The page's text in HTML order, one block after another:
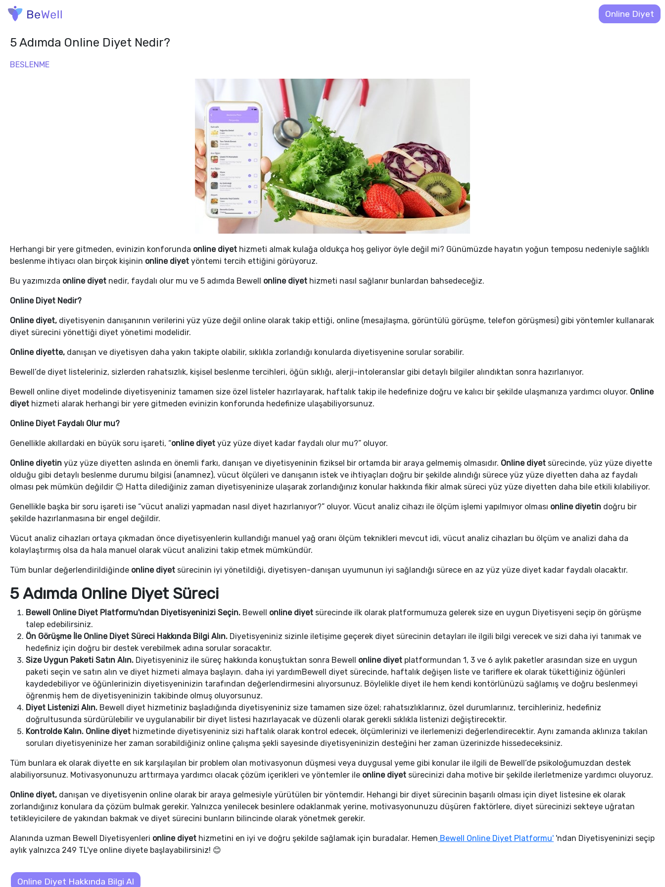
Online Diyet
5 Adımda Online Diyet Nedir?
BESLENME
Herhangi bir yere gitmeden, evinizin konforunda online diyet hizmeti almak kulağa oldukça hoş geliyor öyle değil mi? Günümüzde hayatın yoğun temposu nedeniyle sağlıklı
beslenme ihtiyacı olan birçok kişinin online diyet yöntemi tercih ettiğini görüyoruz.
Bu yazımızda online diyet nedir, faydalı olur mu ve 5 adımda Bewell online diyet hizmeti nasıl sağlanır bunlardan bahsedeceğiz.
Online Diyet Nedir?
Online diyet, diyetisyenin danışanının verilerini yüz yüze değil online olarak takip ettiği, online (mesajlaşma, görüntülü görüşme, telefon görüşmesi) gibi yöntemler kullanarak
diyet sürecini yönettiği diyet yönetimi modelidir.
Online diyette, danışan ve diyetisyen daha yakın takipte olabilir, sıklıkla zorlandığı konularda diyetisyenine sorular sorabilir.
Bewell’de diyet listeleriniz, sizlerden rahatsızlık, kişisel beslenme tercihleri, öğün sıklığı, alerji-intoleranslar gibi detaylı bilgiler alındıktan sonra hazırlanıyor.
Bewell online diyet modelinde diyetisyeniniz tamamen size özel listeler hazırlayarak, haftalık takip ile hedefinize doğru ve kalıcı bir şekilde ulaşmanıza yardımcı oluyor. Online
diyet hizmeti alarak herhangi bir yere gitmeden evinizin konforunda hedefinize ulaşabiliyorsunuz.
Online Diyet Faydalı Olur mu?
Genellikle akıllardaki en büyük soru işareti, “online diyet yüz yüze diyet kadar faydalı olur mu?” oluyor.
Online diyetin yüz yüze diyetten aslında en önemli farkı, danışan ve diyetisyeninin fiziksel bir ortamda bir araya gelmemiş olmasıdır. Online diyet sürecinde, yüz yüze diyette
olduğu gibi detaylı beslenme durumu bilgisi (anamnez), vücut ölçüleri ve danışanın istek ve ihtiyaçları doğru bir şekilde alındığı sürece yüz yüze diyetten daha az faydalı
olması pek mümkün değildir 😊 Hatta dilediğiniz zaman diyetisyeninize ulaşarak zorlandığınız konular hakkında fikir almak süreci yüz yüze diyetten daha bile etkili kılabiliyor.
Genellikle başka bir soru işareti ise “vücut analizi yapmadan nasıl diyet hazırlanıyor?” oluyor. Vücut analiz cihazı ile ölçüm işlemi yapılmıyor olması online diyetin doğru bir
şekilde hazırlanmasına bir engel değildir.
Vücut analiz cihazları ortaya çıkmadan önce diyetisyenlerin kullandığı manuel yağ oranı ölçüm teknikleri mevcut idi, vücut analiz cihazları bu ölçüm ve analizi daha da
kolaylaştırmış olsa da hala manuel olarak vücut analizini takip etmek mümkündür.
Tüm bunlar değerlendirildiğinde online diyet sürecinin iyi yönetildiği, diyetisyen-danışan uyumunun iyi sağlandığı sürece en az yüz yüze diyet kadar faydalı olacaktır.
5 Adımda Online Diyet Süreci
Bewell Online Diyet Platformu'ndan Diyetisyeninizi Seçin. Bewell online diyet sürecinde ilk olarak platformumuza gelerek size en uygun Diyetisyeni seçip ön görüşme
talep edebilirsiniz.
Ön Görüşme İle Online Diyet Süreci Hakkında Bilgi Alın. Diyetisyeniniz sizinle iletişime geçerek diyet sürecinin detayları ile ilgili bilgi verecek ve sizi daha iyi tanımak ve
hedefiniz için doğru bir destek verebilmek adına sorular soracaktır.
Size Uygun Paketi Satın Alın. Diyetisyeniniz ile süreç hakkında konuştuktan sonra Bewell online diyet platformundan 1, 3 ve 6 aylık paketler arasından size en uygun
paketi seçin ve satın alın ve diyet hizmeti almaya başlayın. daha iyi yardımBewell diyet sürecinde, haftalık değişen liste ve tariflere ek olarak tükettiğiniz öğünleri
kaydedebiliyor ve öğünlerinizin diyetisyeninizin tarafından değerlendirmesini alıyorsunuz. Böylelikle diyet ile hem kendi kontörlünüzü sağlamış ve doğru beslenmeyi
öğrenmiş hem de diyetisyeninizin takibinde olmuş oluyorsunuz.
Diyet Listenizi Alın. Bewell diyet hizmetiniz başladığında diyetisyeniniz size tamamen size özel; rahatsızlıklarınız, özel durumlarınız, tercihleriniz, hedefiniz
doğrultusunda sürdürülebilir ve uygulanabilir bir diyet listesi hazırlayacak ve düzenli olarak gerekli sıklıkla listenizi değiştirecektir.
Kontrolde Kalın. Online diyet hizmetinde diyetisyeniniz sizi haftalık olarak kontrol edecek, ölçümlerinizi ve ilerlemenizi değerlendirecektir. Aynı zamanda aklınıza takılan
soruları diyetisyeninize her zaman sorabildiğiniz online çalışma şekli sayesinde diyetisyeninizin desteğini her zaman üzerinizde hissedeceksiniz.
Tüm bunlara ek olarak diyette en sık karşılaşılan bir problem olan motivasyonun düşmesi veya duygusal yeme gibi konular ile ilgili de Bewell’de psikoloğumuzdan destek
alabiliyorsunuz. Motivasyonunuzu arttırmaya yardımcı olacak çözüm içerikleri ve yöntemler ile online diyet sürecinizi daha motive bir şekilde ilerletmenize yardımcı oluyoruz.
Online diyet, danışan ve diyetisyenin online olarak bir araya gelmesiyle yürütülen bir yöntemdir. Hehangi bir diyet sürecinin başarılı olması için diyet listesine ek olarak
zorlandığınız konulara da çözüm bulmak gerekir. Yalnızca yenilecek besinlere odaklanmak yerine, motivasyonunuzu düşüren faktörlere, diyet sürecinizi sekteye uğratan
tetikleyicilere de yakından bakmak ve diyet sürecini bunların bilincinde olarak yönetmek gerekir.
Alanında uzman Bewell Diyetisyenleri online diyet hizmetini en iyi ve doğru şekilde sağlamak için buradalar. Hemen Bewell Online Diyet Platformu' 'ndan Diyetisyeninizi seçip
aylık yalnızca 249 TL'ye online diyete başlayabilirsiniz! 😊
Online Diyet Hakkında Bilgi Al